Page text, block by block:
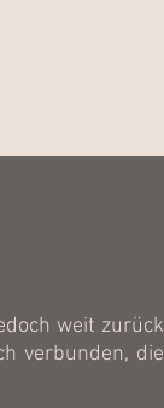
weit zurück
verbunden, die